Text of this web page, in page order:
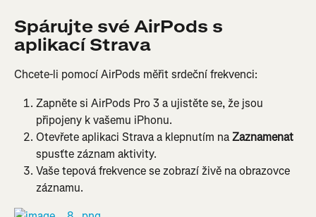
Spárujte své AirPods s
aplikací Strava
Chcete-li pomocí AirPods měřit srdeční frekvenci:
Zapněte si AirPods Pro 3 a ujistěte se, že jsou
připojeny k vašemu iPhonu.
Otevřete aplikaci Strava a klepnutím na Zaznamenat
spusťte záznam aktivity.
Vaše tepová frekvence se zobrazí živě na obrazovce
záznamu.